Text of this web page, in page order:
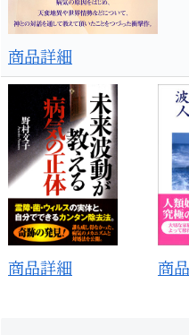
商品詳細
商品詳細 商